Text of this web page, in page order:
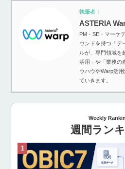
執筆者：
ASTERIA
PM・SE・マーケ
ウンドを持つ「デ
ルが、専門領域を
活用」や「業務の
ウハウやWarp活
ていきます。
Weekly
週間ラン